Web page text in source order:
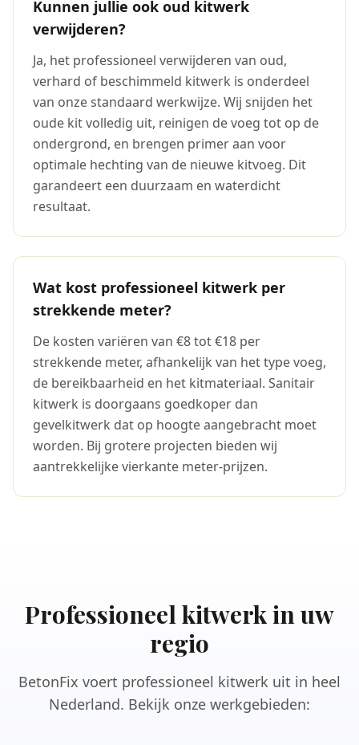
Kunnen jullie ook oud kitwerk
verwijderen?
Ja, het professioneel verwijderen van oud,
verhard of beschimmeld kitwerk is onderdeel
van onze standaard werkwijze. Wij snijden het
oude kit volledig uit, reinigen de voeg tot op de
ondergrond, en brengen primer aan voor
optimale hechting van de nieuwe kitvoeg. Dit
garandeert een duurzaam en waterdicht
resultaat.
Wat kost professioneel kitwerk per
strekkende meter?
De kosten variëren van €8 tot €18 per
strekkende meter, afhankelijk van het type voeg,
de bereikbaarheid en het kitmateriaal. Sanitair
kitwerk is doorgaans goedkoper dan
gevelkitwerk dat op hoogte aangebracht moet
worden. Bij grotere projecten bieden wij
aantrekkelijke vierkante meter-prijzen.
Professioneel kitwerk in uw
regio
BetonFix voert professioneel kitwerk uit in heel
Nederland. Bekijk onze werkgebieden: